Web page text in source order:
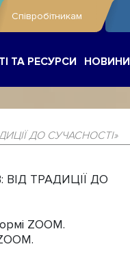
Співробітникам
ТА РЕСУРСИ НОВИНИ
ДО СУЧАСНОСТІ»
ВІД ТРАДИЦІЇ ДО
ZOOM.